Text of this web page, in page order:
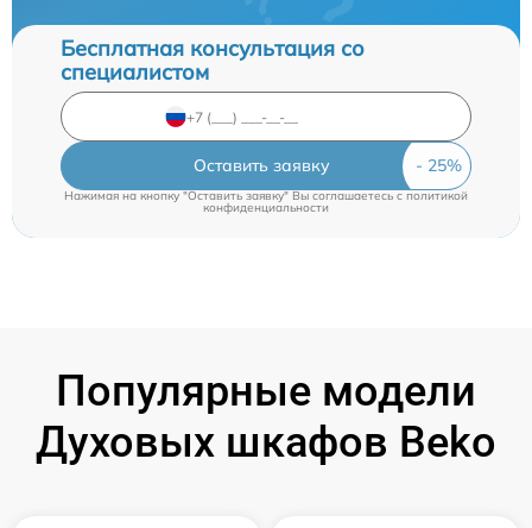
Бесплатная консультация со
специалистом
Оставить заявку
Нажимая на кнопку "Оставить заявку" Вы соглашаетесь cполитикой
конфиденциальности
Популярные модели
Духовых шкафов Beko